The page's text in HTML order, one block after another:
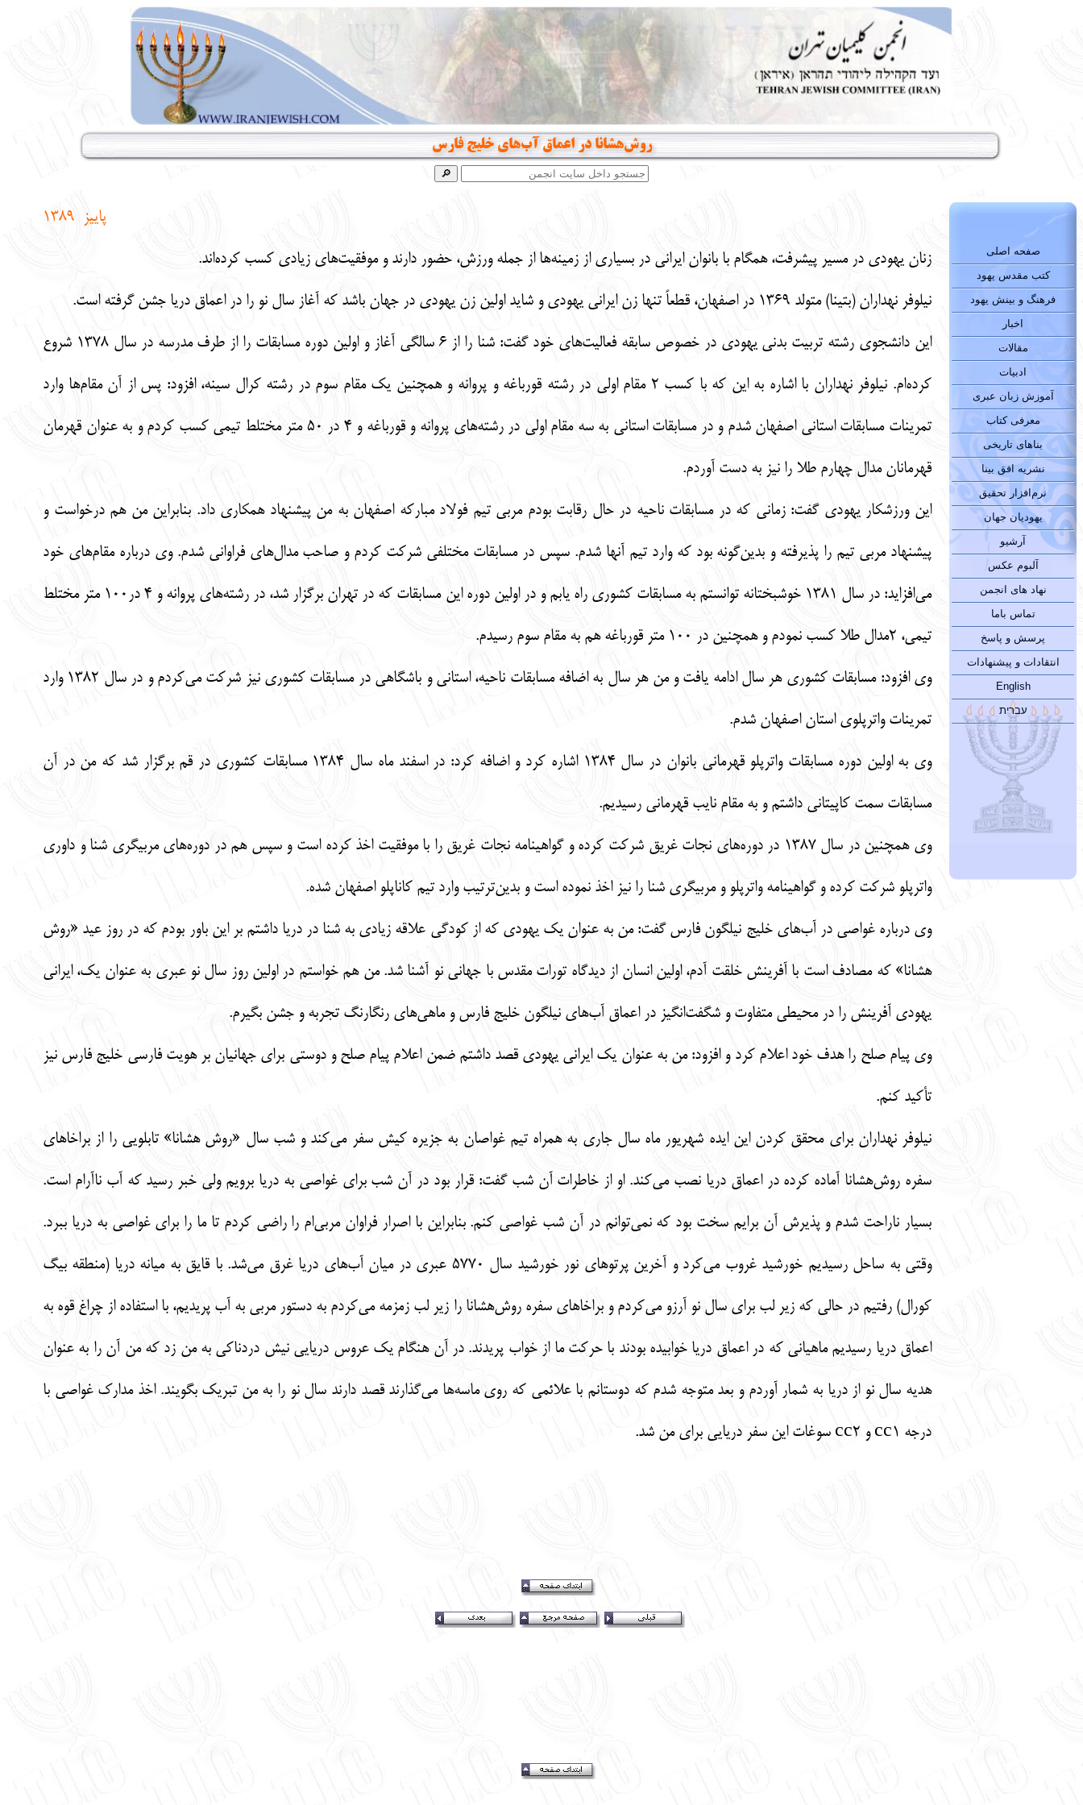
روش‌هشانا در اعماق آب‌های خلیج فارس
صفحه اصلی
کتب مقدس یهود
فرهنگ و بینش یهود
اخبار
مقالات
ادبیات
آموزش زبان عبری
معرفی کتاب
بناهای تاریخی
نشریه افق بینا
نرم‌افزار تحقیق
یهودیان جهان
آرشیو
آلبوم عکس
نهاد های انجمن
تماس باما
پرسش و پاسخ
انتقادات و پیشنهادات
English
עברית
پاییز 1389
زنان یهودی در مسیر پیشرفت، همگام با بانوان ایرانی در بسیاری از زمینه‌ها از جمله ورزش، حضور دارند و موفقیت‌های زیادی کسب کرده‌اند.
نیلوفر نهداران (بتینا) متولد 1369 در اصفهان، قطعاً تنها زن ایرانی یهودی و شاید اولین زن یهودی در جهان باشد که آغاز سال نو را در اعماق دریا جشن گرفته است.
این دانشجوی رشته تربیت بدنی یهودی در خصوص سابقه‌ فعالیت‌های خود گفت: شنا را از 6 سالگی آغاز و اولین دوره مسابقات را از طرف مدرسه در سال 1378 شروع
کرده‌ام. نیلوفر نهداران با اشاره به این که با کسب 2 مقام اولی در رشته قورباغه و پروانه و همچنین یک مقام سوم در رشته کرال سینه، افزود: پس از آن مقام‌ها وارد
تمرینات مسابقات استانی اصفهان شدم و در مسابقات استانی به سه مقام اولی در رشته‌های پروانه و قورباغه و 4 در 50 متر مختلط تیمی کسب کردم و به عنوان قهرمان
قهرمانان مدال چهارم طلا را نیز به دست آوردم.
این ورزشکار یهودی گفت: زمانی که در مسابقات ناحیه در حال رقابت بودم مربی تیم فولاد مبارکه اصفهان به من پیشنهاد همکاری داد. بنابراین من هم درخواست و
پیشنهاد مربی تیم را پذیرفته و بدین‌گونه بود که وارد تیم آنها شدم. سپس در مسابقات مختلفی شرکت کردم و صاحب مدال‌های فراوانی شدم. وی درباره مقام‌های خود
می‌افزاید: در سال 1381 خوشبختانه توانستم به مسابقات کشوری راه یابم و در اولین دوره این مسابقات که در تهران برگزار شد، در رشته‌های پروانه و 4 در100 متر مختلط
تیمی، 2مدال طلا کسب نمودم و همچنین در 100 متر قورباغه هم به مقام سوم رسیدم.
وی افزود: مسابقات کشوری هر سال ادامه یافت و من هر سال به اضافه مسابقات ناحیه، استانی و باشگاهی در مسابقات کشوری نیز شرکت می‌کردم و در سال 1382 وارد
تمرینات واترپلوی استان اصفهان شدم.
وی به اولین دوره مسابقات واترپلو قهرمانی بانوان در سال 1384 اشاره کرد و اضافه کرد: در اسفند ماه سال 1384 مسابقات کشوری در قم برگزار شد که من در آن
مسابقات سمت کاپیتانی داشتم و به مقام نایب قهرمانی رسیدیم.
وی همچنین در سال 1387 در دوره‌های نجات غریق شرکت کرده و گواهینامه نجات غریق را با موفقیت اخذ کرده است و سپس هم در دوره‌های مربیگری شنا و داوری
واترپلو شرکت کرده و گواهینامه واترپلو و مربیگری شنا را نیز اخذ نموده است و بدین‌ترتیب وارد تیم کاناپلو اصفهان شده.
وی درباره غواصی در آب‌های خلیج نیلگون فارس گفت: من به عنوان یک یهودی که از کودگی علاقه زیادی به شنا در دریا داشتم بر این باور بودم که در روز عید «روش
هشانا» که مصادف است با آفرینش خلقت آدم، اولین انسان از دیدگاه تورات مقدس با جهانی نو آشنا شد. من هم خواستم در اولین روز سال نو عبری به عنوان یک، ایرانی
یهودی آفرینش را در محیطی متفاوت و شگفت‌انگیز در اعماق آب‌های نیلگون خلیج فارس و ماهی‌های رنگارنگ تجربه و جشن بگیرم.
وی پیام صلح را هدف خود اعلام کرد و افزود: من به عنوان یک ایرانی یهودی قصد داشتم ضمن اعلام پیام صلح و دوستی برای جهانیان بر هویت فارسی خلیج فارس نیز
تأکید کنم.
نیلوفر نهداران برای محقق کردن این ایده شهریور ماه سال جاری به همراه تیم غواصان به جزیره کیش سفر می‌کند و شب سال «روش هشانا» تابلویی را از براخاهای
سفره روش‌هشانا آماده کرده در اعماق دریا نصب می‌کند. او از خاطرات آن شب گفت: قرار بود در آن شب برای غواصی به دریا برویم ولی خبر رسید که آب ناآرام است.
بسیار ناراحت شدم و پذیرش آن برایم سخت بود که نمی‌توانم در آن شب غواصی کنم. بنابراین با اصرار فراوان مربی‌ام را راضی کردم تا ما را برای غواصی به دریا ببرد.
وقتی به ساحل رسیدیم خورشید غروب می‌کرد و آخرین پرتوهای نور خورشید سال 5770 عبری در میان آب‌های دریا غرق می‌شد. با قایق به میانه دریا (منطقه بیگ
کورال) رفتیم در حالی که زیر لب برای سال نو آرزو می‌کردم و براخاهای سفره روش‌هشانا را زیر لب زمزمه می‌کردم به دستور مربی به آب پریدیم، با استفاده از چراغ قوه به
اعماق دریا رسیدیم ماهیانی که در اعماق دریا خوابیده بودند با حرکت‌ ما از خواب پریدند. در آن هنگام یک عروس دریایی نیش دردناکی به من زد که من آن را به عنوان
هدیه سال نو از دریا به شمار آوردم و بعد متوجه شدم که دوستانم با علائمی که روی ماسه‌ها می‌گذارند قصد دارند سال نو را به من تبریک بگویند. اخذ مدارک غواصی با
درجه cc1 و cc2 سوغات این سفر دریایی برای من شد.